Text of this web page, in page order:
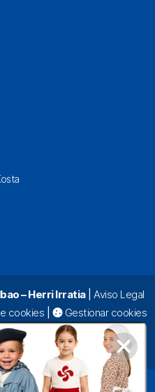
– Herri Irratia|Aviso Legal
cookies
Gestionar cookies
Bilbao |
94 423 92 00|